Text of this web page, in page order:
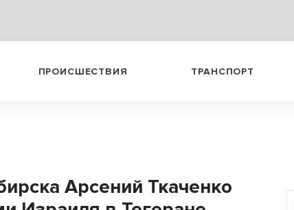
ПРОИСШЕСТВИЯ ТРАНСПОРТ
Арсений Ткаченко